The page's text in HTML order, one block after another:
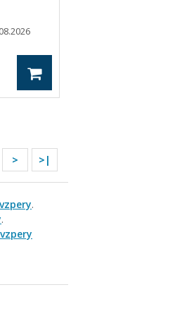
> >|
.
.